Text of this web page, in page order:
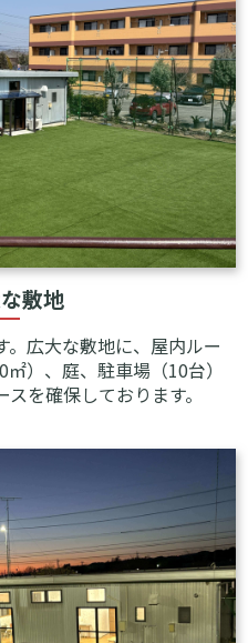
敷地
広大な敷地に、屋内ルー
）、庭、駐車場（10台）
を確保しております。